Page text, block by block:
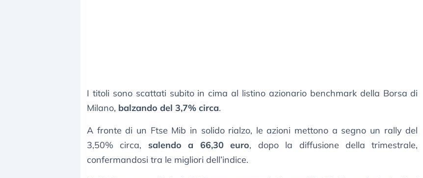
I titoli sono scattati subito in cima al listino azionario benchmark della Borsa di
Milano, balzando del 3,7% circa.
A fronte di un Ftse Mib in solido rialzo, le azioni mettono a segno un rally del
3,50% circa, salendo a 66,30 euro, dopo la diffusione della trimestrale,
confermandosi tra le migliori dell’indice.